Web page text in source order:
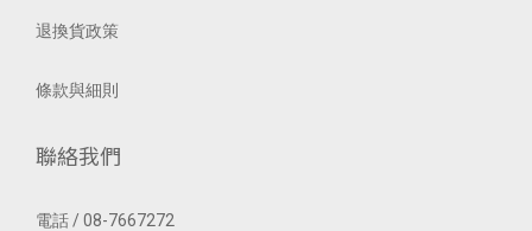
退換貨政策
條款與細則
聯絡我們
電話 / 08-7667272